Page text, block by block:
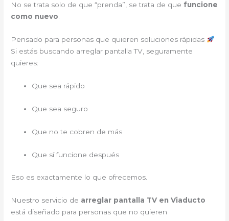
No se trata solo de que “prenda”, se trata de que funcione
como nuevo
Pensado para personas que quieren soluciones rápidas
Si estás buscando arreglar pantalla TV, seguramente
quieres:
Que sea rápido
Que sea seguro
Que no te cobren de más
Que sí funcione después
Eso es exactamente lo que ofrecemos.
Nuestro servicio de arreglar pantalla TV en Viaducto
está diseñado para personas que no quieren